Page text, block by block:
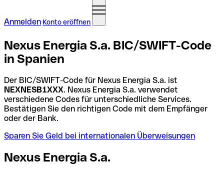
Anmelden Konto eröffnen
Nexus Energia S.a. BIC/SWIFT-Code
in Spanien
Der BIC/SWIFT-Code für Nexus Energia S.a. ist
NEXNESB1XXX. Nexus Energia S.a. verwendet
verschiedene Codes für unterschiedliche Services.
Bestätigen Sie den richtigen Code mit dem Empfänger
oder der Bank.
Sparen Sie Geld bei internationalen Überweisungen
Nexus Energia S.a.